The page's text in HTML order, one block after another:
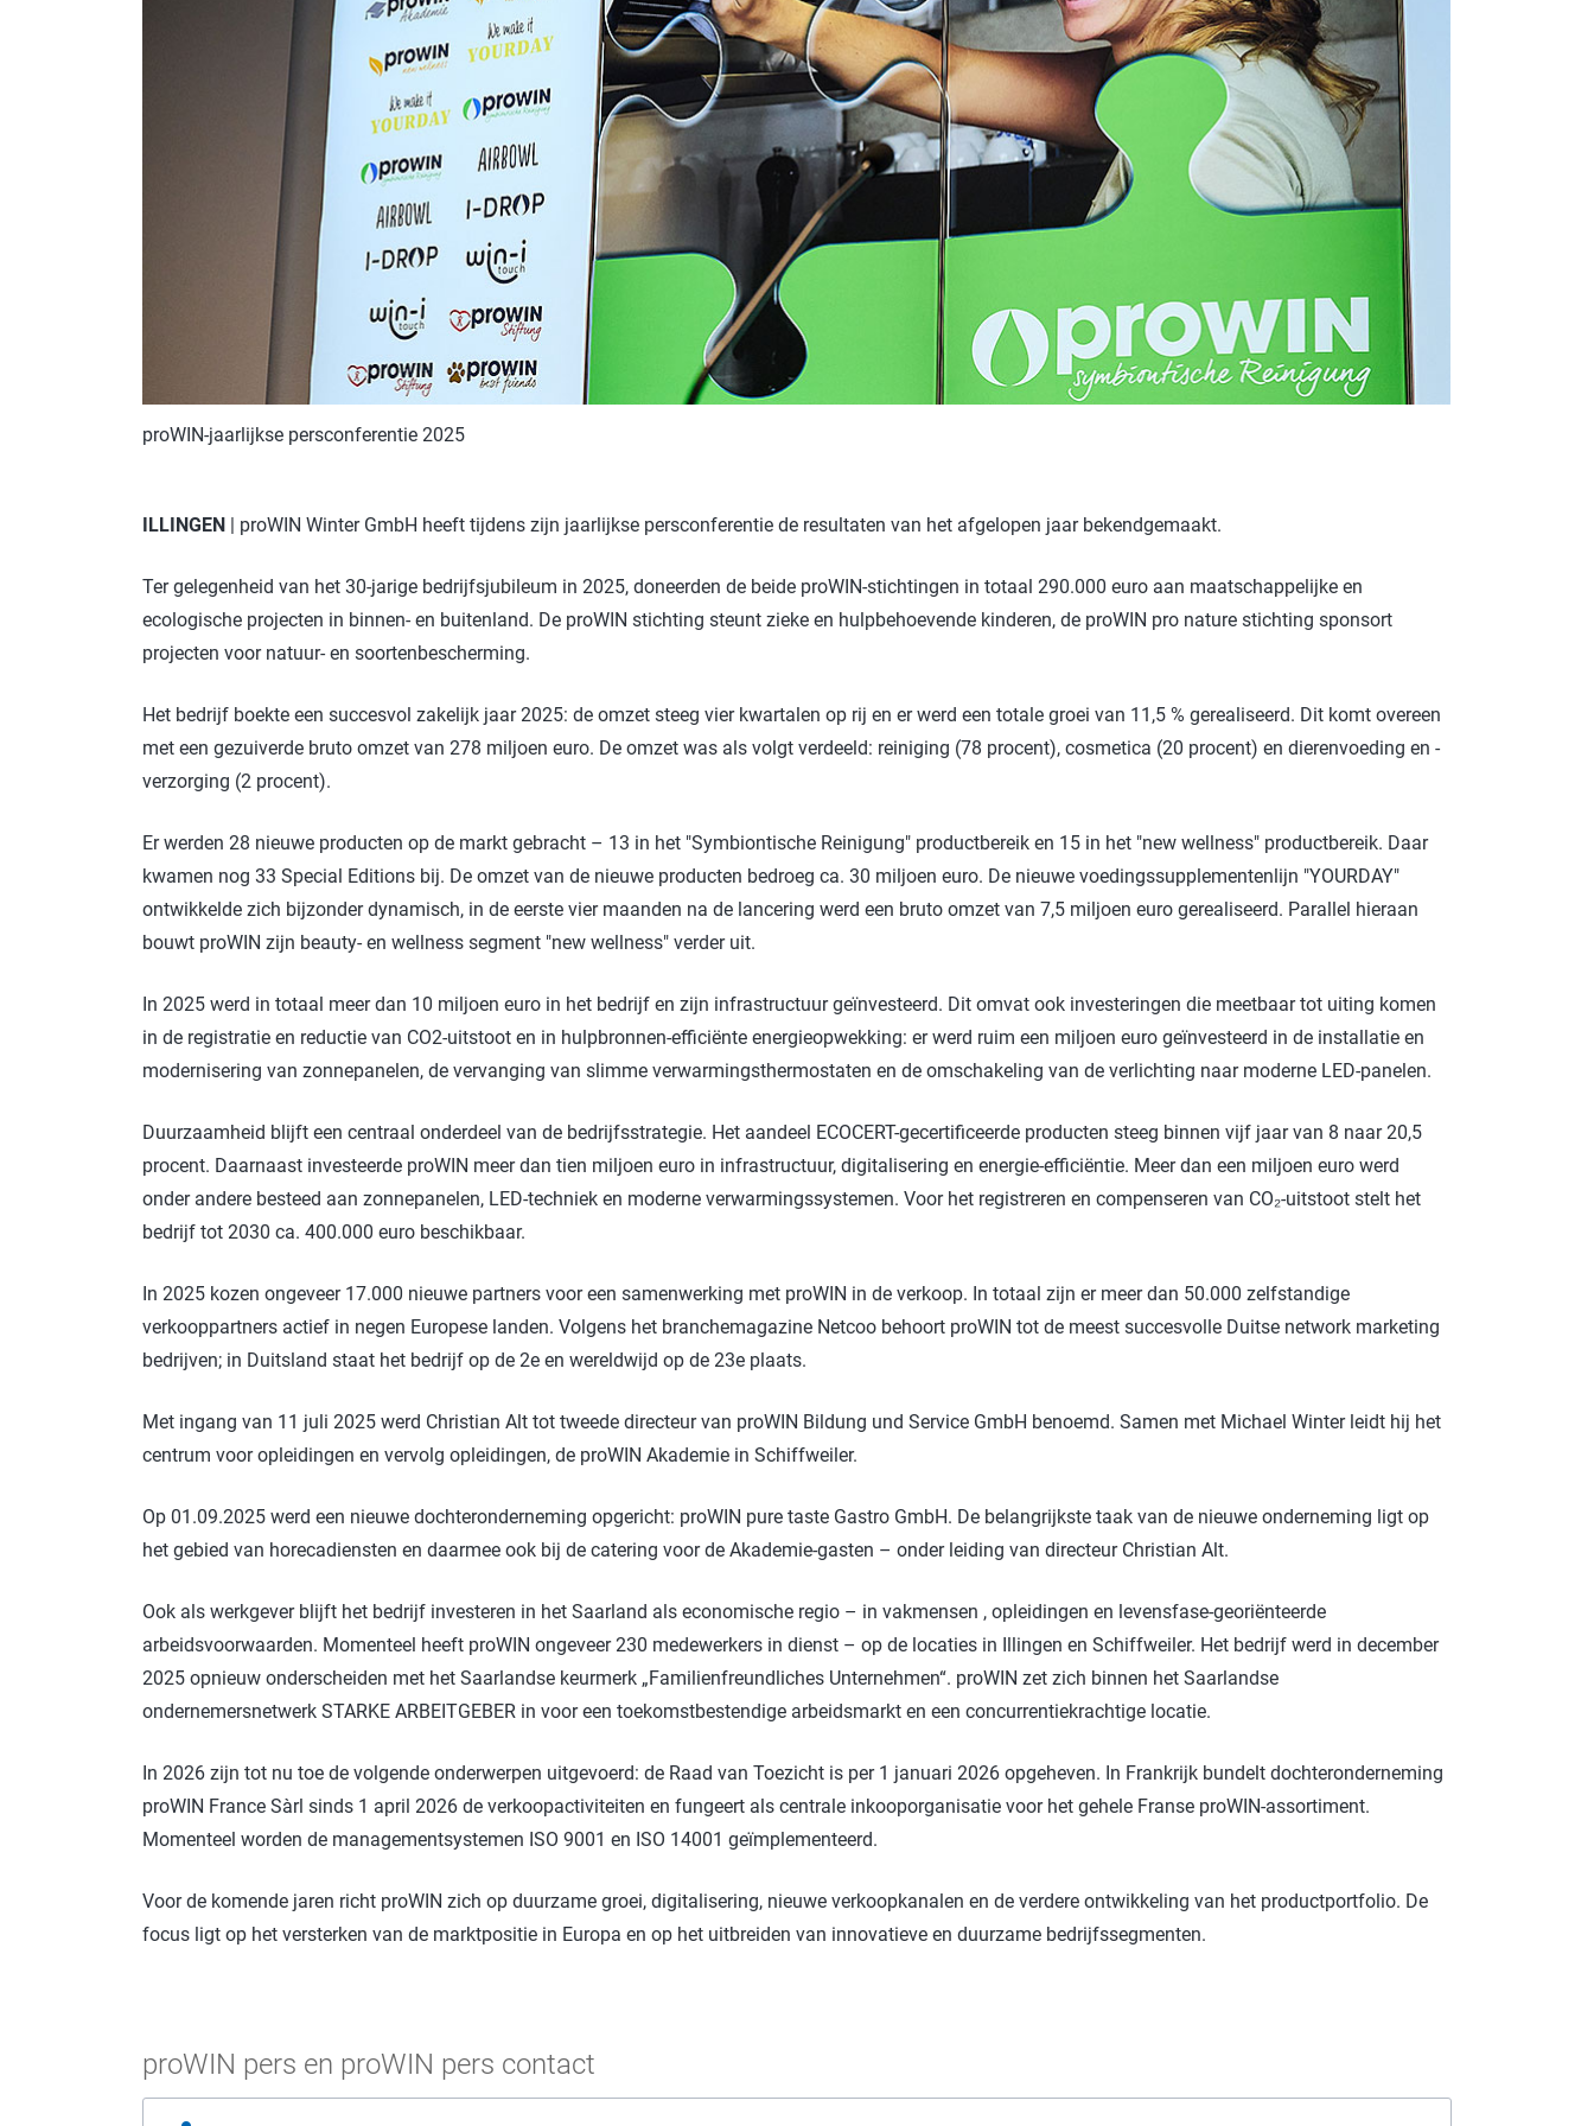
Badkamer
Waskracht
win-i
Outdoor
Auto
PROTECT & CARE
COMPACT
SOMESHINE
HAIR
Geuren
proWIN-jaarlijkse persconferentie 2025
ILLINGEN | proWIN Winter GmbH heeft tijdens zijn jaarlijkse persconferentie de resultaten van het afgelopen jaar bekendgemaakt.
Ter gelegenheid van het 30-jarige bedrijfsjubileum in 2025, doneerden de beide proWIN-stichtingen in totaal 290.000 euro aan maatschappelijke en
ecologische projecten in binnen- en buitenland. De proWIN stichting steunt zieke en hulpbehoevende kinderen, de proWIN pro nature stichting sponsort
projecten voor natuur- en soortenbescherming.
Het bedrijf boekte een succesvol zakelijk jaar 2025: de omzet steeg vier kwartalen op rij en er werd een totale groei van 11,5 % gerealiseerd. Dit komt overeen
met een gezuiverde bruto omzet van 278 miljoen euro. De omzet was als volgt verdeeld: reiniging (78 procent), cosmetica (20 procent) en dierenvoeding en -
verzorging (2 procent).
Er werden 28 nieuwe producten op de markt gebracht – 13 in het "Symbiontische Reinigung" productbereik en 15 in het "new wellness" productbereik. Daar
kwamen nog 33 Special Editions bij. De omzet van de nieuwe producten bedroeg ca. 30 miljoen euro. De nieuwe voedingssupplementenlijn "YOURDAY"
ontwikkelde zich bijzonder dynamisch, in de eerste vier maanden na de lancering werd een bruto omzet van 7,5 miljoen euro gerealiseerd. Parallel hieraan
bouwt proWIN zijn beauty- en wellness segment "new wellness" verder uit.
In 2025 werd in totaal meer dan 10 miljoen euro in het bedrijf en zijn infrastructuur geïnvesteerd. Dit omvat ook investeringen die meetbaar tot uiting komen
in de registratie en reductie van CO2-uitstoot en in hulpbronnen-efficiënte energieopwekking: er werd ruim een miljoen euro geïnvesteerd in de installatie en
modernisering van zonnepanelen, de vervanging van slimme verwarmingsthermostaten en de omschakeling van de verlichting naar moderne LED-panelen.
Duurzaamheid blijft een centraal onderdeel van de bedrijfsstrategie. Het aandeel ECOCERT-gecertificeerde producten steeg binnen vijf jaar van 8 naar 20,5
procent. Daarnaast investeerde proWIN meer dan tien miljoen euro in infrastructuur, digitalisering en energie-efficiëntie. Meer dan een miljoen euro werd
onder andere besteed aan zonnepanelen, LED-techniek en moderne verwarmingssystemen. Voor het registreren en compenseren van CO₂-uitstoot stelt het
bedrijf tot 2030 ca. 400.000 euro beschikbaar.
In 2025 kozen ongeveer 17.000 nieuwe partners voor een samenwerking met proWIN in de verkoop. In totaal zijn er meer dan 50.000 zelfstandige
verkooppartners actief in negen Europese landen. Volgens het branchemagazine Netcoo behoort proWIN tot de meest succesvolle Duitse network marketing
bedrijven; in Duitsland staat het bedrijf op de 2e en wereldwijd op de 23e plaats.
Met ingang van 11 juli 2025 werd Christian Alt tot tweede directeur van proWIN Bildung und Service GmbH benoemd. Samen met Michael Winter leidt hij het
centrum voor opleidingen en vervolg opleidingen, de proWIN Akademie in Schiffweiler.
Op 01.09.2025 werd een nieuwe dochteronderneming opgericht: proWIN pure taste Gastro GmbH. De belangrijkste taak van de nieuwe onderneming ligt op
het gebied van horecadiensten en daarmee ook bij de catering voor de Akademie-gasten – onder leiding van directeur Christian Alt.
Ook als werkgever blijft het bedrijf investeren in het Saarland als economische regio – in vakmensen , opleidingen en levensfase-georiënteerde
arbeidsvoorwaarden. Momenteel heeft proWIN ongeveer 230 medewerkers in dienst – op de locaties in Illingen en Schiffweiler. Het bedrijf werd in december
2025 opnieuw onderscheiden met het Saarlandse keurmerk „Familienfreundliches Unternehmen“. proWIN zet zich binnen het Saarlandse
ondernemersnetwerk STARKE ARBEITGEBER in voor een toekomstbestendige arbeidsmarkt en een concurrentiekrachtige locatie.
In 2026 zijn tot nu toe de volgende onderwerpen uitgevoerd: de Raad van Toezicht is per 1 januari 2026 opgeheven. In Frankrijk bundelt dochteronderneming
proWIN France Sàrl sinds 1 april 2026 de verkoopactiviteiten en fungeert als centrale inkooporganisatie voor het gehele Franse proWIN-assortiment.
Momenteel worden de managementsystemen ISO 9001 en ISO 14001 geïmplementeerd.
Voor de komende jaren richt proWIN zich op duurzame groei, digitalisering, nieuwe verkoopkanalen en de verdere ontwikkeling van het productportfolio. De
focus ligt op het versterken van de marktpositie in Europa en op het uitbreiden van innovatieve en duurzame bedrijfssegmenten.
proWIN pers en proWIN pers contact